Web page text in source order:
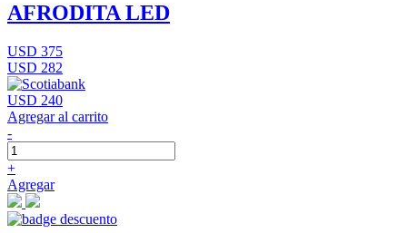
AFRODITA LED
USD 375
USD 282
USD 240
Agregar al carrito
-
+
Agregar